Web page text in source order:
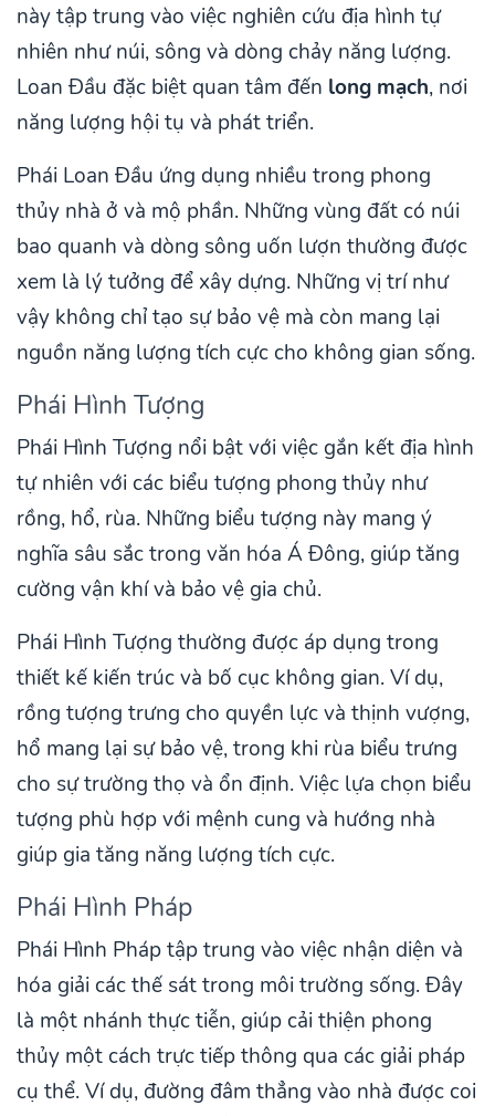
này tập trung vào việc nghiên cứu địa hình tự
nhiên như núi, sông và dòng chảy năng lượng.
Loan Đầu đặc biệt quan tâm đến long mạch, nơi
năng lượng hội tụ và phát triển.
Phái Loan Đầu ứng dụng nhiều trong phong
thủy nhà ở và mộ phần. Những vùng đất có núi
bao quanh và dòng sông uốn lượn thường được
xem là lý tưởng để xây dựng. Những vị trí như
vậy không chỉ tạo sự bảo vệ mà còn mang lại
nguồn năng lượng tích cực cho không gian sống.
Phái Hình Tượng
Phái Hình Tượng nổi bật với việc gắn kết địa hình
tự nhiên với các biểu tượng phong thủy như
rồng, hổ, rùa. Những biểu tượng này mang ý
nghĩa sâu sắc trong văn hóa Á Đông, giúp tăng
cường vận khí và bảo vệ gia chủ.
Phái Hình Tượng thường được áp dụng trong
thiết kế kiến trúc và bố cục không gian. Ví dụ,
rồng tượng trưng cho quyền lực và thịnh vượng,
hổ mang lại sự bảo vệ, trong khi rùa biểu trưng
cho sự trường thọ và ổn định. Việc lựa chọn biểu
tượng phù hợp với mệnh cung và hướng nhà
giúp gia tăng năng lượng tích cực.
Phái Hình Pháp
Phái Hình Pháp tập trung vào việc nhận diện và
hóa giải các thế sát trong môi trường sống. Đây
là một nhánh thực tiễn, giúp cải thiện phong
thủy một cách trực tiếp thông qua các giải pháp
cụ thể. Ví dụ, đường đâm thẳng vào nhà được coi